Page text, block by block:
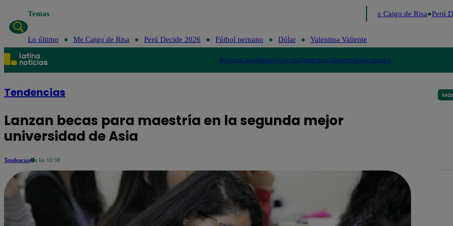
Temas Me Caigo de Risa Perú
Lo último Me Caigo de Risa Perú Decide 2026 Fútbol peruano Dólar Valentina Valiente
PolíticaLimaMundoTe ayudoTendenciasDeportesEspectáculos
Tendencias
Lanzan becas para maestría en la segunda mejor
universidad de Asia
Tendencias a las 19:59